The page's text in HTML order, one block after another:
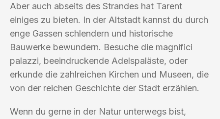
Aber auch abseits des Strandes hat Tarent
einiges zu bieten. In der Altstadt kannst du durch
enge Gassen schlendern und historische
Bauwerke bewundern. Besuche die magnifici
palazzi, beeindruckende Adelspaläste, oder
erkunde die zahlreichen Kirchen und Museen, die
von der reichen Geschichte der Stadt erzählen.
Wenn du gerne in der Natur unterwegs bist,